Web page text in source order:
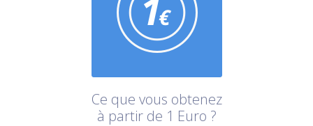
Ce que vous obtenez
à partir de 1 Euro ?